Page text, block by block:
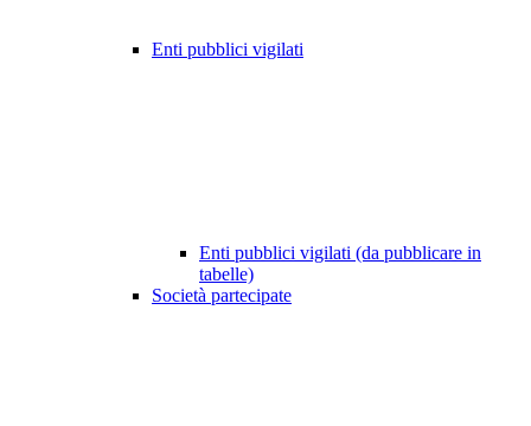
Enti pubblici vigilati
Enti pubblici vigilati (da pubblicare in
tabelle)
Società partecipate